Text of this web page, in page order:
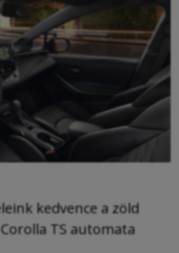
kedvence a zöld
TS automata